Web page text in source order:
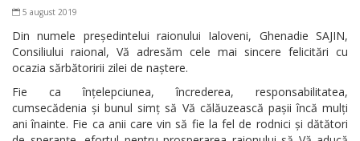
5 august 2019
Din numele președintelui raionului Ialoveni, Ghenadie SAJIN,
Consiliului raional, Vă adresăm cele mai sincere felicitări cu
ocazia sărbătoririi zilei de naștere.
Fie ca înțelepciunea, încrederea, responsabilitatea,
cumsecădenia și bunul simț să Vă călăuzească pașii încă mulți
ani înainte. Fie ca anii care vin să fie la fel de rodnici și dătători